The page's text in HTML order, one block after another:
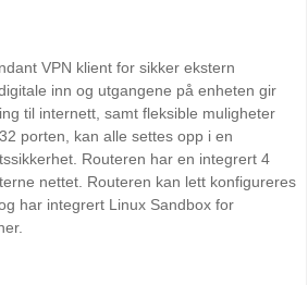
VPN klient for sikker ekstern
inn og utgangene på enheten gir
til internett, samt fleksible muligheter
porten, kan alle settes opp i en
Routeren har en integrert 4
nettet. Routeren kan lett konfigureres
har integrert Linux Sandbox for